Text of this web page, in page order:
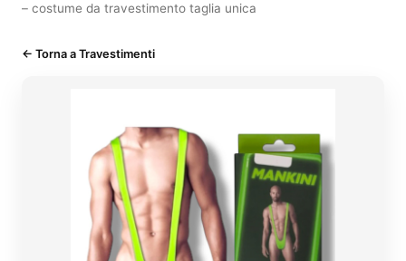
– costume da travestimento taglia unica
← Torna a Travestimenti